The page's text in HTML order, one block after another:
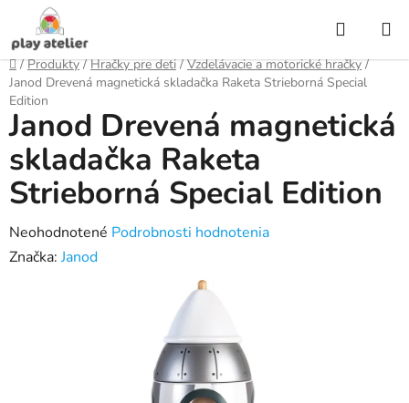
obsah
Hľadať
Domov
/ Produkty / Hračky pre deti / Vzdelávacie a motorické hračky /
Janod Drevená magnetická skladačka Raketa Strieborná Special
Edition
Janod Drevená magnetická
skladačka Raketa
Strieborná Special Edition
Priemerné
hodnotenie
Neohodnotené Podrobnosti hodnotenia
Značka: Janod